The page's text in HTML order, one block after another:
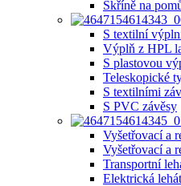
Skříně na
S textilní
Výplň z HPL
S plastovou
Teleskopické
S textilními
S PVC závěsy
Vyšetřovací a
Vyšetřovací a
Transportní
Elektrická